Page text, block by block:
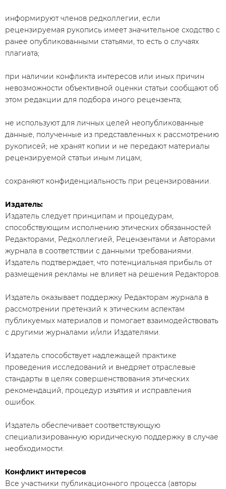
информируют членов редколлегии, если
рецензируемая рукопись имеет значительное сходство с
ранее опубликованными статьями, то есть о случаях
плагиата;
при наличии конфликта интересов или иных причин
невозможности объективной оценки статьи сообщают об
этом редакции для подбора иного рецензента;
не используют для личных целей неопубликованные
данные, полученные из представленных к рассмотрению
рукописей; не хранят копии и не передают материалы
рецензируемой статьи иным лицам;
сохраняют конфиденциальность при рецензировании.
Издатель:
Издатель следует принципам и процедурам,
способствующим исполнению этических обязанностей
Редакторами, Редколлегией, Рецензентами и Авторами
журнала в соответствии с данными требованиями.
Издатель подтверждает, что потенциальная прибыль от
размещения рекламы не влияет на решения Редакторов.
Издатель оказывает поддержку Редакторам журнала в
рассмотрении претензий к этическим аспектам
публикуемых материалов и помогает взаимодействовать
с другими журналами и/или Издателями.
Издатель способствует надлежащей практике
проведения исследований и внедряет отраслевые
стандарты в целях совершенствования этических
рекомендаций, процедур изъятия и исправления
ошибок.
Издатель обеспечивает соответствующую
специализированную юридическую поддержку в случае
необходимости.
Конфликт интересов
Все участники публикационного процесса (авторы